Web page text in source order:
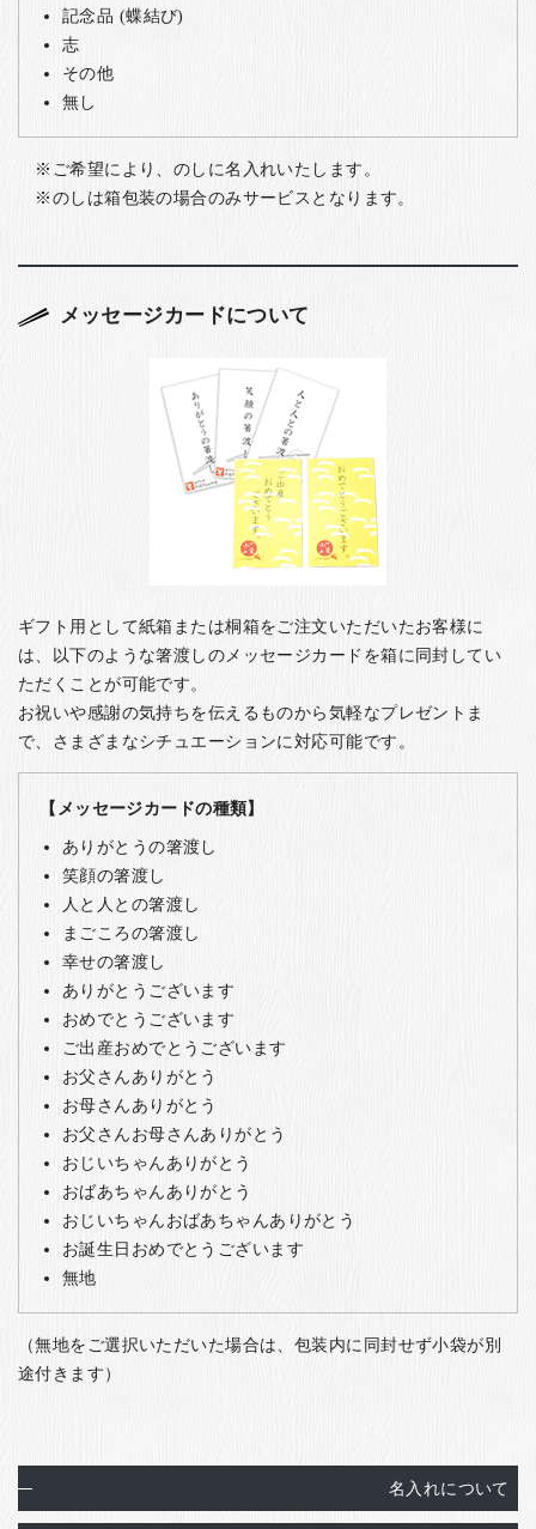
記念品 (蝶結び)
志
その他
無し
ご希望により、のしに名入れいたします。
のしは箱包装の場合のみサービスとなります。
メッセージカードについて
ギフト用として紙箱または桐箱をご注文いただいたお客様に
は、以下のような箸渡しのメッセージカードを箱に同封してい
ただくことが可能です。
お祝いや感謝の気持ちを伝えるものから気軽なプレゼントま
で、さまざまなシチュエーションに対応可能です。
【メッセージカードの種類】
ありがとうの箸渡し
笑顔の箸渡し
人と人との箸渡し
まごころの箸渡し
幸せの箸渡し
ありがとうございます
おめでとうございます
ご出産おめでとうございます
お父さんありがとう
お母さんありがとう
お父さんお母さんありがとう
おじいちゃんありがとう
おばあちゃんありがとう
おじいちゃんおばあちゃんありがとう
お誕生日おめでとうございます
無地
（無地をご選択いただいた場合は、包装内に同封せず小袋が別
途付きます）
名入れについて